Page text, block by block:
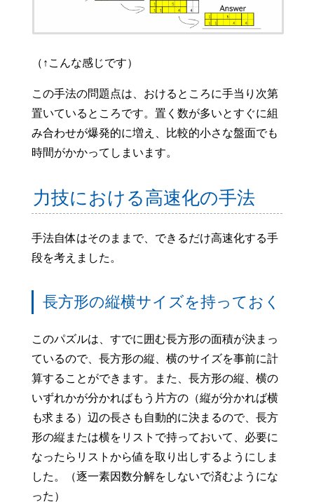
（↑こんな感じです）
この手法の問題点は、おけるところに手当り次第
置いているところです。置く数が多いとすぐに組
み合わせが爆発的に増え、比較的小さな盤面でも
時間がかかってしまいます。
力技における高速化の手法
手法自体はそのままで、できるだけ高速化する手
段を考えました。
長方形の縦横サイズを持っておく
このパズルは、すでに囲む長方形の面積が決まっ
ているので、長方形の縦、横のサイズを事前に計
算することができます。また、長方形の縦、横の
いずれかが分かればもう片方の（縦が分かれば横
も求まる）辺の長さも自動的に決まるので、長方
形の縦または横をリストで持っておいて、必要に
なったらリストから値を取り出しするようにしま
した。（逐一素因数分解をしないで済むようにな
った）